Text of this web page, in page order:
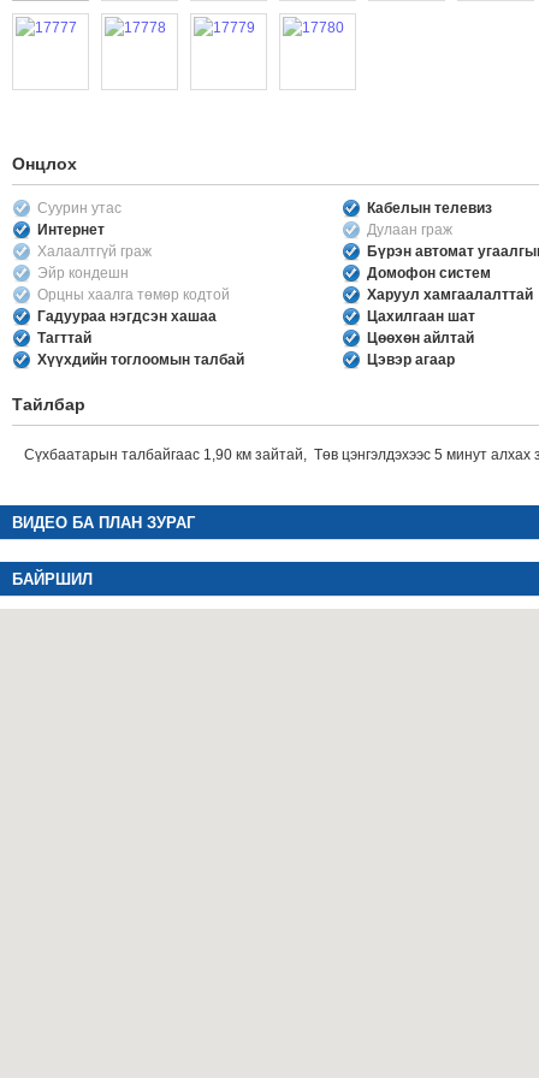
Онцлох
Суурин утас
Кабелын телевиз
Интернет
Дулаан граж
Халаалтгүй граж
Бүрэн автомат
Эйр кондешн
Домофон систем
Орцны хаалга төмөр кодтой
Харуул хамгаалалттай
Гадуураа нэгдсэн хашаа
Цахилгаан шат
Тагттай
Цөөхөн айлтай
Хүүхдийн тоглоомын талбай
Цэвэр агаар
Тайлбар
Сүхбаатарын талбайгаас 1,90 км зайтай, Төв цэнгэлдэхээс 5 минут алхах
ВИДЕО БА ПЛАН ЗУРАГ
БАЙРШИЛ